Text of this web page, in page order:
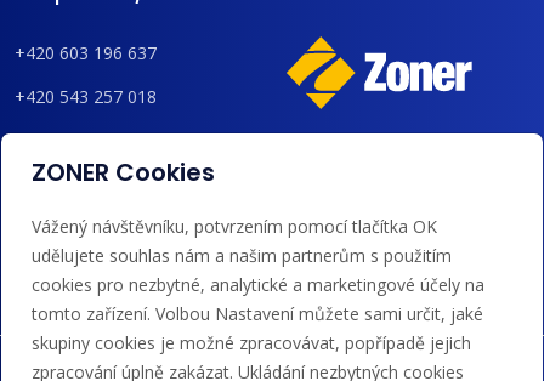
+420 603 196 637
+420 543 257 018
admin@regzone.cz
Akceptujeme platby kartou, Google/Apple Pay,
bankovním převodem a kreditem.
ZONER Cookies
Vážený návštěvníku, potvrzením pomocí tlačítka OK
udělujete souhlas nám a našim partnerům s použitím
cookies pro nezbytné, analytické a marketingové účely na
tomto zařízení. Volbou Nastavení můžete sami určit, jaké
skupiny cookies je možné zpracovávat, popřípadě jejich
zpracování úplně zakázat. Ukládání nezbytných cookies